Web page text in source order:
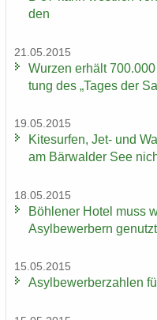
den
21.05.2015
Wur­zen er­hält
tung des „Tages der
19.05.2015
Ki­te­sur­fen, Jet- und
am Bär­wal­der See
18.05.2015
Böh­le­ner Hotel muss
Asyl­be­wer­bern
15.05.2015
Asyl­be­wer­ber­zah­len